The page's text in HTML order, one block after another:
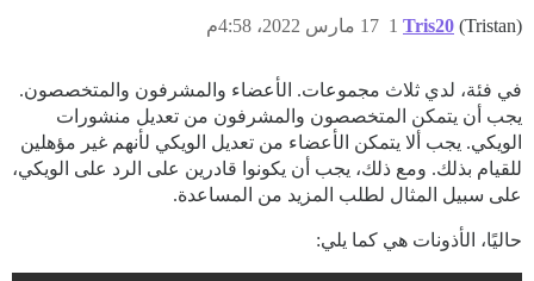
Tris20 (Tristan) 17 مارس 2022، 4:58م 1
في فئة، لدي ثلاث مجموعات. الأعضاء والمشرفون والمتخصصون.
يجب أن يتمكن المتخصصون والمشرفون من تعديل منشورات
الويكي. يجب ألا يتمكن الأعضاء من تعديل الويكي لأنهم غير مؤهلين
للقيام بذلك. ومع ذلك، يجب أن يكونوا قادرين على الرد على الويكي،
على سبيل المثال لطلب المزيد من المساعدة.
حاليًا، الأذونات هي كما يلي: